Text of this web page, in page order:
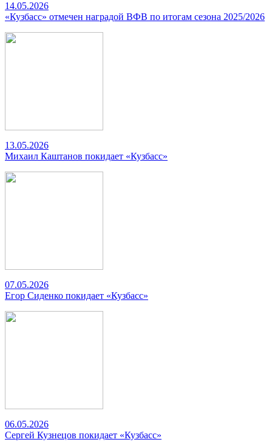
14.05.2026
«Кузбасс» отмечен наградой ВФВ по итогам сезона 2025/2026
13.05.2026
Михаил Каштанов покидает «Кузбасс»
07.05.2026
Егор Сиденко покидает «Кузбасс»
06.05.2026
Сергей Кузнецов покидает «Кузбасс»